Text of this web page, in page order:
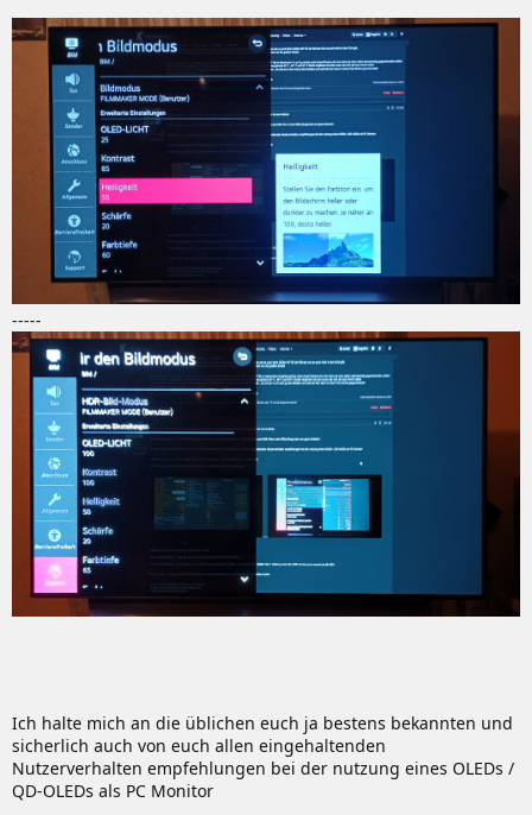
-----
Ich halte mich an die üblichen euch ja bestens bekannten und
sicherlich auch von euch allen eingehaltenden
Nutzerverhalten empfehlungen bei der nutzung eines OLEDs /
QD-OLEDs als PC Monitor